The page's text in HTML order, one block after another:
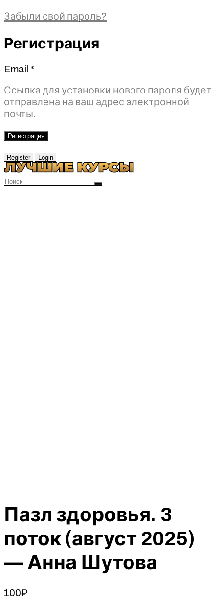
Забыли свой пароль?
Регистрация
Email *Обязательно
Ссылка для установки нового пароля будет
отправлена ​​на ваш адрес электронной
почты.
Регистрация
Register Login
Пазл здоровья. 3
поток (август 2025)
— Анна Шутова
100₽